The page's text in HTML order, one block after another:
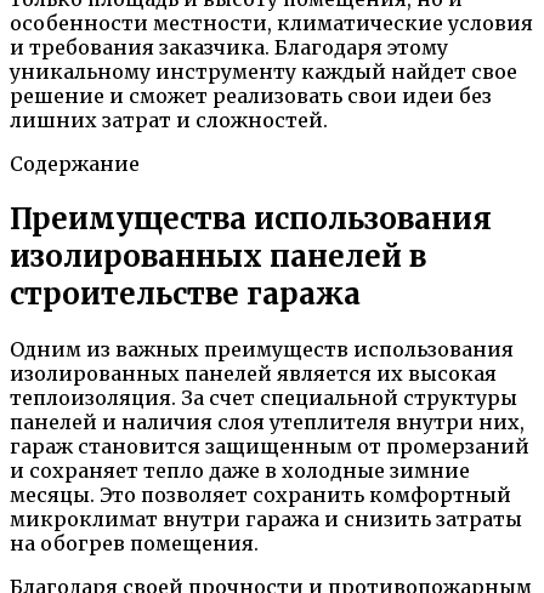
особенности местности, климатические условия
и требования заказчика. Благодаря этому
уникальному инструменту каждый найдет свое
решение и сможет реализовать свои идеи без
лишних затрат и сложностей.
Содержание
Преимущества использования
изолированных панелей в
строительстве гаража
Одним из важных преимуществ использования
изолированных панелей является их высокая
теплоизоляция. За счет специальной структуры
панелей и наличия слоя утеплителя внутри них,
гараж становится защищенным от промерзаний
и сохраняет тепло даже в холодные зимние
месяцы. Это позволяет сохранить комфортный
микроклимат внутри гаража и снизить затраты
на обогрев помещения.
Благодаря своей прочности и противопожарным